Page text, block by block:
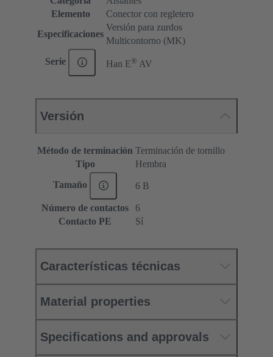
Elemento
Conector con regletero
Especificaciones
Versión para zurdos
Multicontorno (MK)
Serie Han E® AV
Versión
Método de terminación Terminación de tornillo
Tipo
Hembra
Tamaño 6 B
Número de contactos
6
Contacto PE
Sí
Características técnicas
Material properties
Specifications and approvals